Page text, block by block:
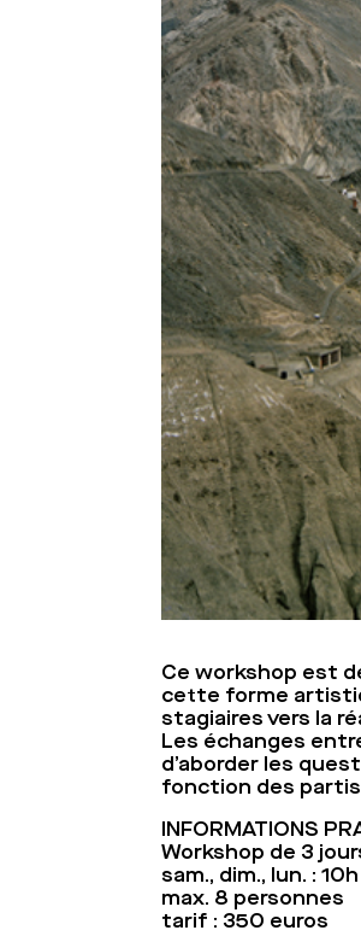
Ce workshop est
cette forme
stagiaires vers la
Les échanges
d’aborder les
fonction des
INFORMATIONS
Workshop de 3
sam., dim., lun. :
max. 8 personnes
tarif : 350 euros